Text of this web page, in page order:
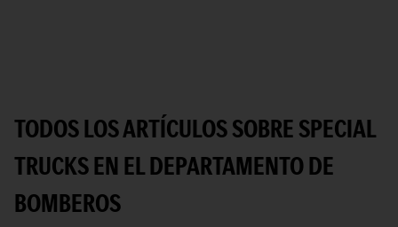
TODOS LOS ARTÍCULOS SOBRE SPECIAL
TRUCKS EN EL DEPARTAMENTO DE
BOMBEROS